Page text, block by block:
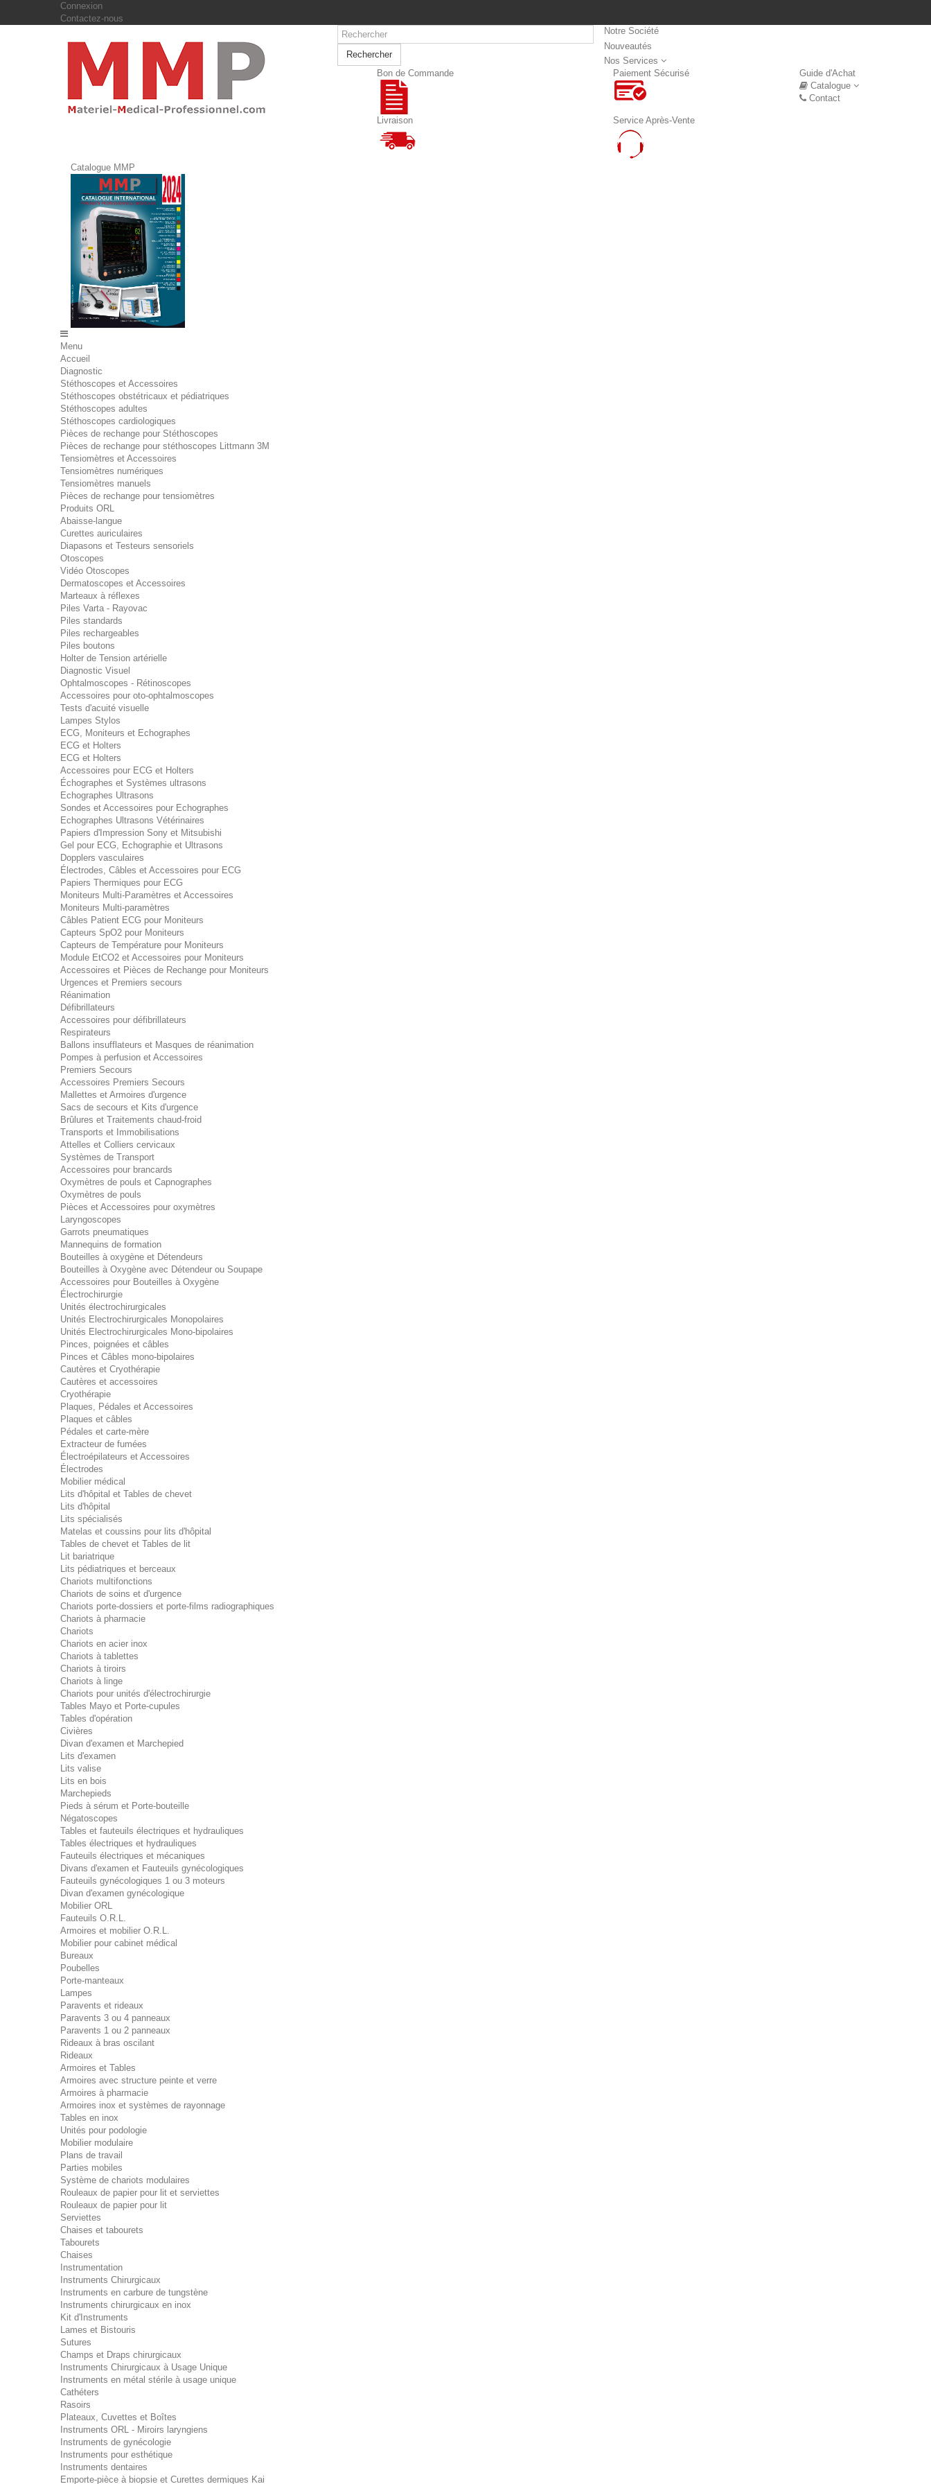
Connexion
Contactez-nous
Rechercher
Notre Société
Nouveautés
Nos Services
Bon de Commande
Paiement Sécurisé
Livraison Service Après-Vente
Guide d'Achat
Catalogue
Catalogue MMP
Contact
Menu
Accueil
Diagnostic
Stéthoscopes et Accessoires
Stéthoscopes obstétricaux et pédiatriques
Stéthoscopes adultes
Stéthoscopes cardiologiques
Pièces de rechange pour Stéthoscopes
Pièces de rechange pour stéthoscopes Littmann 3M
Tensiomètres et Accessoires
Tensiomètres numériques
Tensiomètres manuels
Pièces de rechange pour tensiomètres
Produits ORL
Abaisse-langue
Curettes auriculaires
Diapasons et Testeurs sensoriels
Otoscopes
Vidéo Otoscopes
Dermatoscopes et Accessoires
Marteaux à réflexes
Piles Varta - Rayovac
Piles standards
Piles rechargeables
Piles boutons
Holter de Tension artérielle
Diagnostic Visuel
Ophtalmoscopes - Rétinoscopes
Accessoires pour oto-ophtalmoscopes
Tests d'acuité visuelle
Lampes Stylos
ECG, Moniteurs et Echographes
ECG et Holters
ECG et Holters
Accessoires pour ECG et Holters
Échographes et Systèmes ultrasons
Echographes Ultrasons
Sondes et Accessoires pour Echographes
Echographes Ultrasons Vétérinaires
Papiers d'Impression Sony et Mitsubishi
Gel pour ECG, Echographie et Ultrasons
Dopplers vasculaires
Électrodes, Câbles et Accessoires pour ECG
Papiers Thermiques pour ECG
Moniteurs Multi-Paramètres et Accessoires
Moniteurs Multi-paramètres
Câbles Patient ECG pour Moniteurs
Capteurs SpO2 pour Moniteurs
Capteurs de Température pour Moniteurs
Module EtCO2 et Accessoires pour Moniteurs
Accessoires et Pièces de Rechange pour Moniteurs
Urgences et Premiers secours
Réanimation
Défibrillateurs
Accessoires pour défibrillateurs
Respirateurs
Ballons insufflateurs et Masques de réanimation
Pompes à perfusion et Accessoires
Premiers Secours
Accessoires Premiers Secours
Mallettes et Armoires d'urgence
Sacs de secours et Kits d'urgence
Brûlures et Traitements chaud-froid
Transports et Immobilisations
Attelles et Colliers cervicaux
Systèmes de Transport
Accessoires pour brancards
Oxymètres de pouls et Capnographes
Oxymètres de pouls
Pièces et Accessoires pour oxymètres
Laryngoscopes
Garrots pneumatiques
Mannequins de formation
Bouteilles à oxygène et Détendeurs
Bouteilles à Oxygène avec Détendeur ou Soupape
Accessoires pour Bouteilles à Oxygène
Électrochirurgie
Unités électrochirurgicales
Unités Electrochirurgicales Monopolaires
Unités Electrochirurgicales Mono-bipolaires
Pinces, poignées et câbles
Pinces et Câbles mono-bipolaires
Cautères et Cryothérapie
Cautères et accessoires
Cryothérapie
Plaques, Pédales et Accessoires
Plaques et câbles
Pédales et carte-mère
Extracteur de fumées
Électroépilateurs et Accessoires
Électrodes
Mobilier médical
Lits d'hôpital et Tables de chevet
Lits d'hôpital
Lits spécialisés
Matelas et coussins pour lits d'hôpital
Tables de chevet et Tables de lit
Lit bariatrique
Lits pédiatriques et berceaux
Chariots multifonctions
Chariots de soins et d'urgence
Chariots porte-dossiers et porte-films radiographiques
Chariots à pharmacie
Chariots
Chariots en acier inox
Chariots à tablettes
Chariots à tiroirs
Chariots à linge
Chariots pour unités d'électrochirurgie
Tables Mayo et Porte-cupules
Tables d'opération
Civières
Divan d'examen et Marchepied
Lits d'examen
Lits valise
Lits en bois
Marchepieds
Pieds à sérum et Porte-bouteille
Négatoscopes
Tables et fauteuils électriques et hydrauliques
Tables électriques et hydrauliques
Fauteuils électriques et mécaniques
Divans d'examen et Fauteuils gynécologiques
Fauteuils gynécologiques 1 ou 3 moteurs
Divan d'examen gynécologique
Mobilier ORL
Fauteuils O.R.L.
Armoires et mobilier O.R.L.
Mobilier pour cabinet médical
Bureaux
Poubelles
Porte-manteaux
Lampes
Paravents et rideaux
Paravents 3 ou 4 panneaux
Paravents 1 ou 2 panneaux
Rideaux à bras oscilant
Rideaux
Armoires et Tables
Armoires avec structure peinte et verre
Armoires à pharmacie
Armoires inox et systèmes de rayonnage
Tables en inox
Unités pour podologie
Mobilier modulaire
Plans de travail
Parties mobiles
Système de chariots modulaires
Rouleaux de papier pour lit et serviettes
Rouleaux de papier pour lit
Serviettes
Chaises et tabourets
Tabourets
Chaises
Instrumentation
Instruments Chirurgicaux
Instruments en carbure de tungstène
Instruments chirurgicaux en inox
Kit d'Instruments
Lames et Bistouris
Sutures
Champs et Draps chirurgicaux
Instruments Chirurgicaux à Usage Unique
Instruments en métal stérile à usage unique
Cathéters
Rasoirs
Plateaux, Cuvettes et Boîtes
Instruments ORL - Miroirs laryngiens
Instruments de gynécologie
Instruments pour esthétique
Instruments dentaires
Emporte-pièce à biopsie et Curettes dermiques Kai